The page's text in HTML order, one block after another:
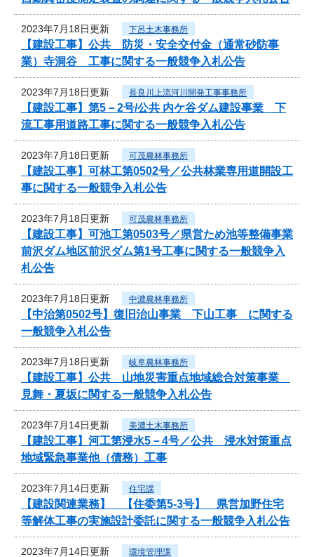
2023年7月18日更新 下呂土木事務所
【建設工事】公共 防災・安全交付金（通常砂防事
業）寺洞谷 工事に関する一般競争入札公告
2023年7月18日更新 長良川上流河川開発工事事務所
【建設工事】第5－2号/公共 内ケ谷ダム建設事業 下
流工事用道路工事に関する一般競争入札公告
2023年7月18日更新 可茂農林事務所
【建設工事】可林工第0502号／公共林業専用道開設工
事に関する一般競争入札公告
2023年7月18日更新 可茂農林事務所
【建設工事】可池工第0503号／県営ため池等整備事業
前沢ダム地区前沢ダム第1号工事に関する一般競争入
札公告
2023年7月18日更新 中濃農林事務所
【中治第0502号】復旧治山事業 下山工事 に関する
一般競争入札公告
2023年7月18日更新 岐阜農林事務所
【建設工事】公共 山地災害重点地域総合対策事業
見舞・夏坂に関する一般競争入札公告
2023年7月14日更新 美濃土木事務所
【建設工事】河工第浸水5－4号／公共 浸水対策重点
地域緊急事業他（債務）工事
2023年7月14日更新 住宅課
【建設関連業務】 【住委第5-3号】 県営加野住宅
等解体工事の実施設計委託に関する一般競争入札公告
2023年7月14日更新 環境管理課